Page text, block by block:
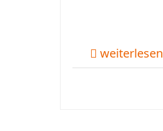
weiterlesen